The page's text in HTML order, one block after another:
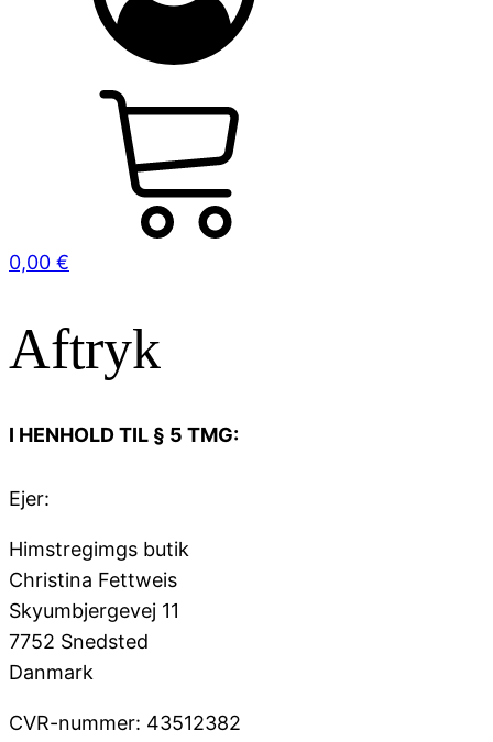
0,00 €
Aftryk
I HENHOLD TIL § 5 TMG:
Ejer:
Himstregimgs butik
Christina Fettweis
Skyumbjergevej 11
7752 Snedsted
Danmark
CVR-nummer: 43512382